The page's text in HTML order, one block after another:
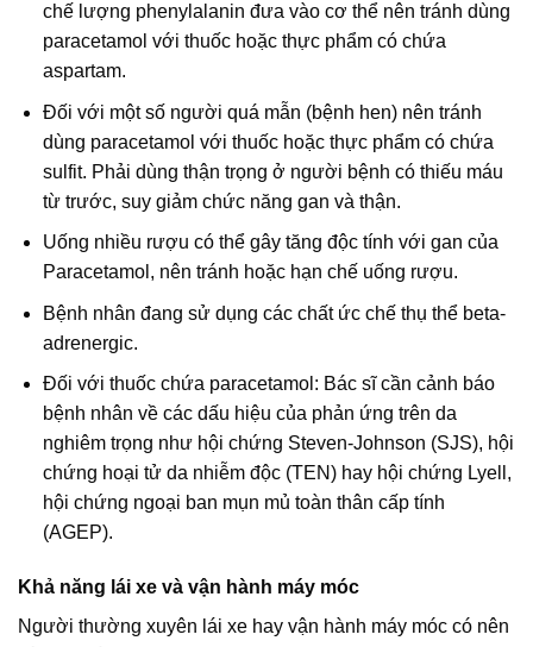
chế lượng phenylalanin đưa vào cơ thể nên tránh dùng
paracetamol với thuốc hoặc thực phẩm có chứa
aspartam.
Đối với một số người quá mẫn (bệnh hen) nên tránh
dùng paracetamol với thuốc hoặc thực phẩm có chứa
sulfit. Phải dùng thận trọng ở người bệnh có thiếu máu
từ trước, suy giảm chức năng gan và thận.
Uống nhiều rượu có thể gây tăng độc tính với gan của
Paracetamol, nên tránh hoặc hạn chế uống rượu.
Bệnh nhân đang sử dụng các chất ức chế thụ thể beta-
adrenergic.
Đối với thuốc chứa paracetamol: Bác sĩ cần cảnh báo
bệnh nhân về các dấu hiệu của phản ứng trên da
nghiêm trọng như hội chứng Steven-Johnson (SJS), hội
chứng hoại tử da nhiễm độc (TEN) hay hội chứng Lyell,
hội chứng ngoại ban mụn mủ toàn thân cấp tính
(AGEP).
Khả năng lái xe và vận hành máy móc
Người thường xuyên lái xe hay vận hành máy móc có nên